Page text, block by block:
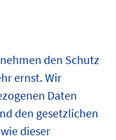
den Schutz
ernst. Wir
Daten
den gesetzlichen
dieser